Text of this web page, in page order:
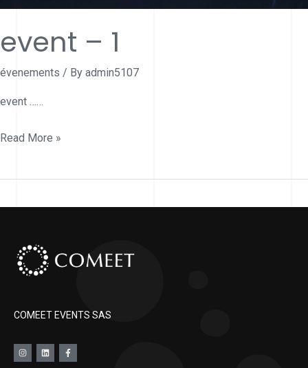
event – 1
évenements / By admin5107
event ……
event
1
Read More »
COMEET EVENTS SAS